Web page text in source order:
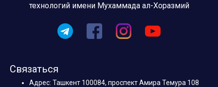
технологий имени Мухаммада ал-Хоразмий
Связаться
Адрес: Ташкент 100084, проспект Амира Темура 108